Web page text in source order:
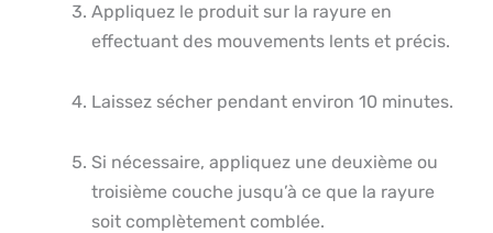
Appliquez le produit sur la rayure en
effectuant des mouvements lents et précis.
Laissez sécher pendant environ 10 minutes.
Si nécessaire, appliquez une deuxième ou
troisième couche jusqu’à ce que la rayure
soit complètement comblée.